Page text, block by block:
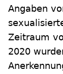
Angaben
Zeitraum
2020